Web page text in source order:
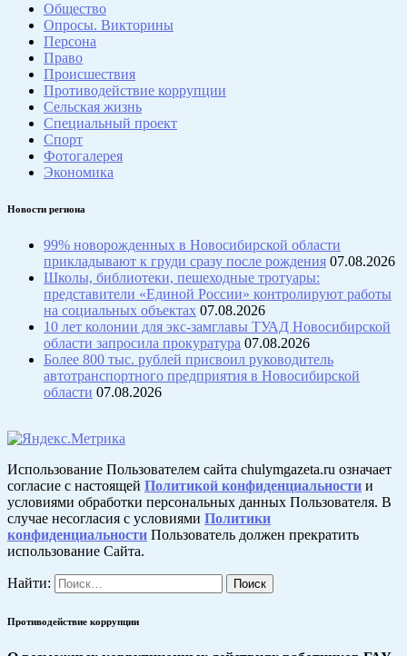
Общество
Опросы. Викторины
Персона
Право
Происшествия
Противодействие коррупции
Сельская жизнь
Специальный проект
Спорт
Фотогалерея
Экономика
Новости региона
99% новорожденных в Новосибирской области
прикладывают к груди сразу после рождения 07.08.2026
Школы, библиотеки, пешеходные тротуары:
представители «Единой России» контролируют работы
на социальных объектах 07.08.2026
10 лет колонии для экс-замглавы ТУАД Новосибирской
области запросила прокуратура 07.08.2026
Более 800 тыс. рублей присвоил руководитель
автотранспортного предприятия в Новосибирской
области 07.08.2026
Использование Пользователем сайта chulymgazeta.ru означает
согласие с настоящей Политикой конфиденциальности и
условиями обработки персональных данных Пользователя. В
случае несогласия с условиями Политики
конфиденциальности Пользователь должен прекратить
использование Сайта.
Найти:
Противодействие коррупции